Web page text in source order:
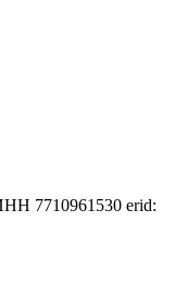
7710961530 erid: